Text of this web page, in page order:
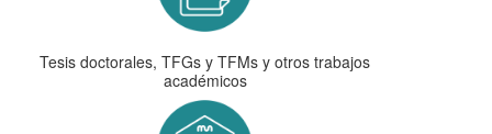
Tesis doctorales, TFGs y TFMs y otros trabajos
académicos